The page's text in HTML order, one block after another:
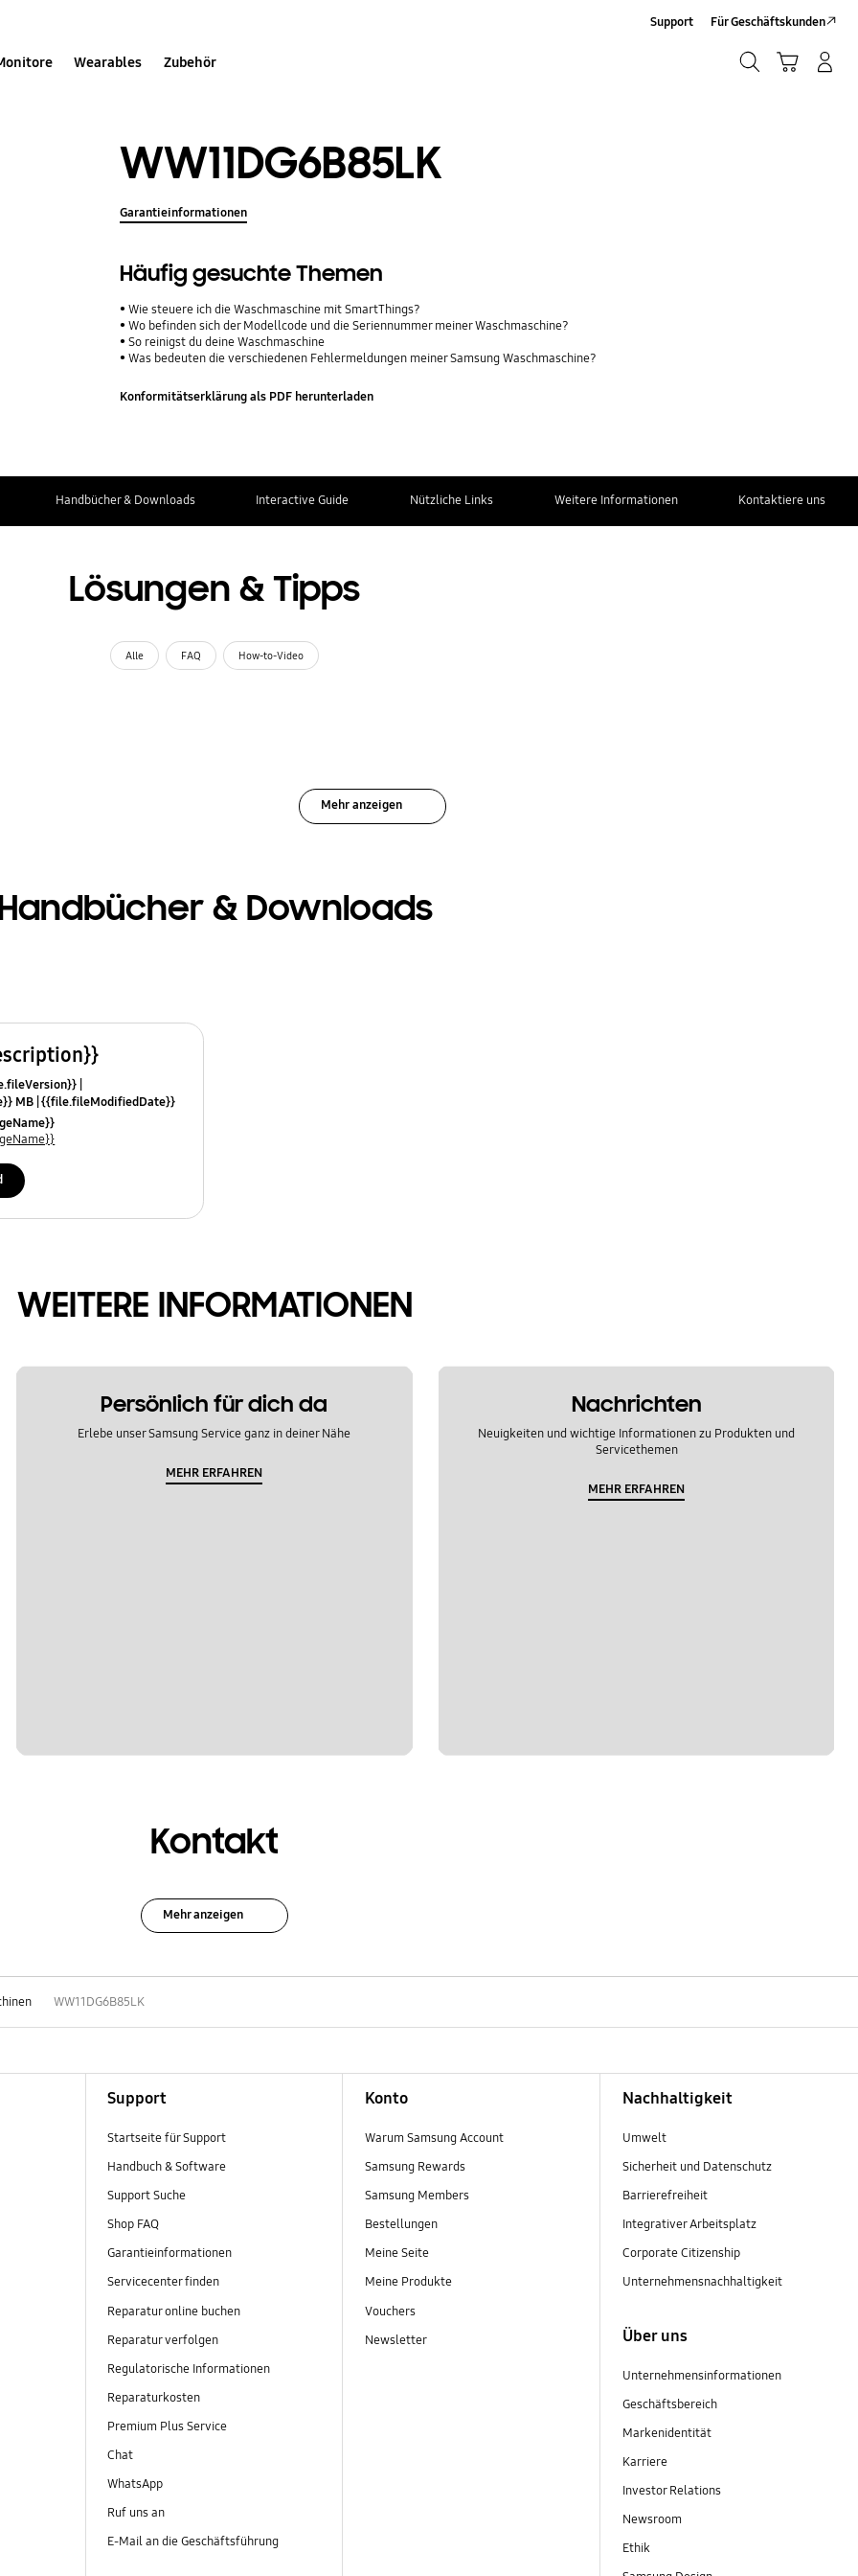
Wearables Zubehör
Support Für Geschäftskunden
WW11DG6B85LK
Garantieinformationen
Häufig gesuchte Themen
Wie steuere ich die Waschmaschine mit SmartThings?
Wo befinden sich der Modellcode und die Seriennummer meiner Waschmaschine?
So reinigst du deine Waschmaschine
Was bedeuten die verschiedenen Fehlermeldungen meiner Samsung Waschmaschine?
Konformitätserklärung als PDF herunterladen
Handbücher & Downloads Interactive Guide Nützliche Links Weitere Informationen Kontaktiere uns
Lösungen & Tipps
Alle FAQ How-to-Video
Mehr anzeigen
& Downloads
MB {{file.fileModifiedDate}}
WEITERE INFORMATIONEN
Persönlich für dich da
Erlebe unser Samsung Service ganz in deiner Nähe
MEHR ERFAHREN
Nachrichten
Neuigkeiten und wichtige Informationen zu Produkten und
Servicethemen
MEHR ERFAHREN
Kontakt
Mehr anzeigen
WW11DG6B85LK
Support
Startseite für Support
Handbuch & Software
Support Suche
Shop FAQ
Garantieinformationen
Servicecenter finden
Reparatur online buchen
Reparatur verfolgen
Regulatorische Informationen
Reparaturkosten
Premium Plus Service
Chat
WhatsApp
Ruf uns an
E-Mail an die Geschäftsführung
Konto
Warum Samsung Account
Samsung Rewards
Samsung Members
Bestellungen
Meine Seite
Meine Produkte
Vouchers
Newsletter
Nachhaltigkeit
Umwelt
Sicherheit und Datenschutz
Barrierefreiheit
Integrativer Arbeitsplatz
Corporate Citizenship
Unternehmensnachhaltigkeit
Über uns
Unternehmensinformationen
Geschäftsbereich
Markenidentität
Karriere
Investor Relations
Newsroom
Ethik